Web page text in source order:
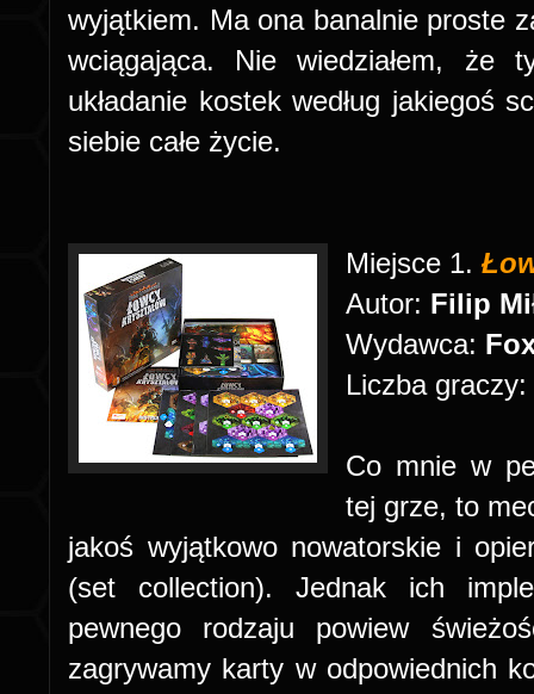
wyjątkiem. Ma ona banalnie proste
wciągająca. Nie wiedziałem, że
układanie kostek według jakiegoś
siebie całe życie.
Miejsce 1.
Autor: Filip
Wydawca:
Liczba graczy:
Co mnie w
tej grze, to
jakoś wyjątkowo nowatorskie i
(set collection). Jednak ich
pewnego rodzaju powiew
zagrywamy karty w odpowiednich